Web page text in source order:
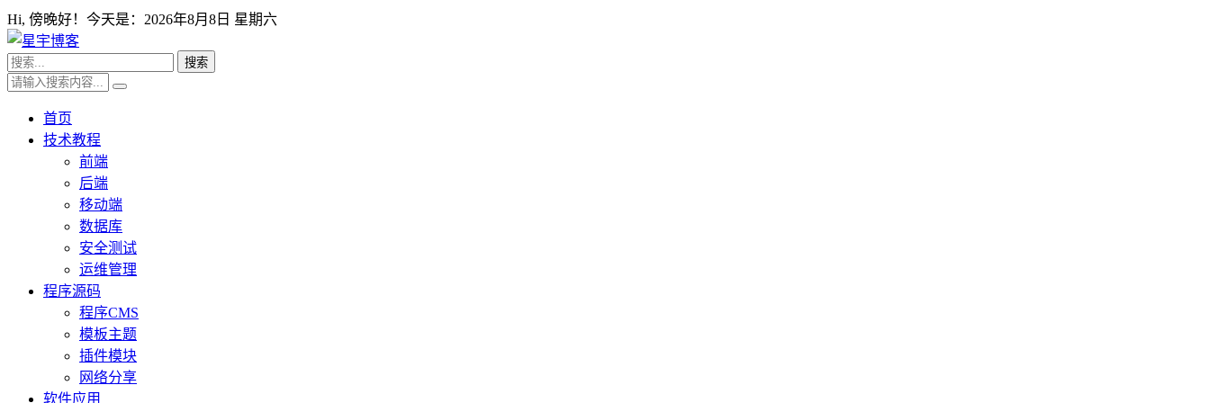
Hi, 傍晚好！今天是： 2026年8月8日 星期六
首页
技术教程
前端
后端
移动端
数据库
安全测试
运维管理
程序源码
程序CMS
模板主题
插件模块
网络分享
软件应用